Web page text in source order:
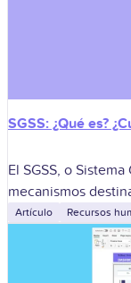
SGSS: ¿Qué es?
El SGSS, o
mecanismos
situaciones
Artículo Recursos